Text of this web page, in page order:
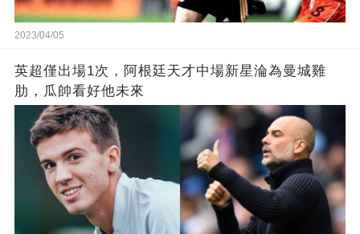
2023/04/05
英超僅出場1次，阿根廷天才中場新星淪為曼城雞
肋，瓜帥看好他未來